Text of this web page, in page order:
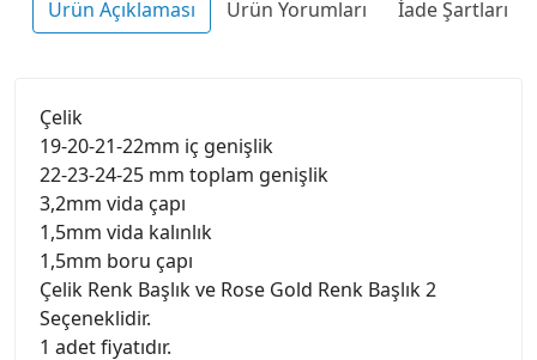
Ürün Açıklaması Ürün Yorumları İade Şartları
Çelik
19-20-21-22mm iç genişlik
22-23-24-25 mm toplam genişlik
3,2mm vida çapı
1,5mm vida kalınlık
1,5mm boru çapı
Çelik Renk Başlık ve Rose Gold Renk Başlık 2
Seçeneklidir.
1 adet fiyatıdır.